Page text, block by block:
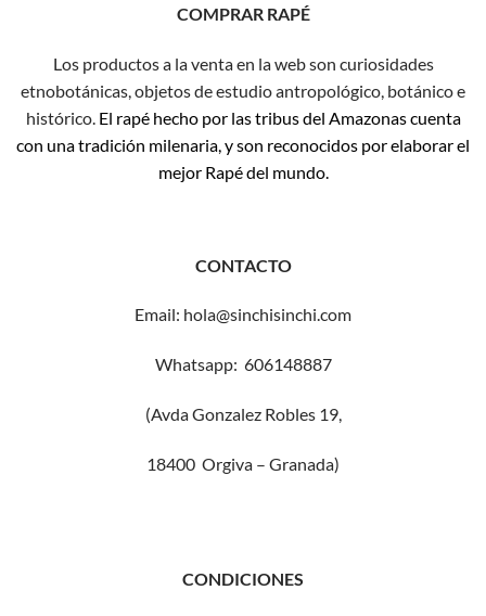
COMPRAR RAPÉ
Los productos a la venta en la web son curiosidades
etnobotánicas, objetos de estudio antropológico, botánico e
histórico. El rapé hecho por las tribus del Amazonas cuenta
con una tradición milenaria, y son reconocidos por elaborar el
mejor Rapé del mundo.
CONTACTO
Email: hola@sinchisinchi.com
Whatsapp: 606148887
(Avda Gonzalez Robles 19,
18400 Orgiva – Granada)
CONDICIONES